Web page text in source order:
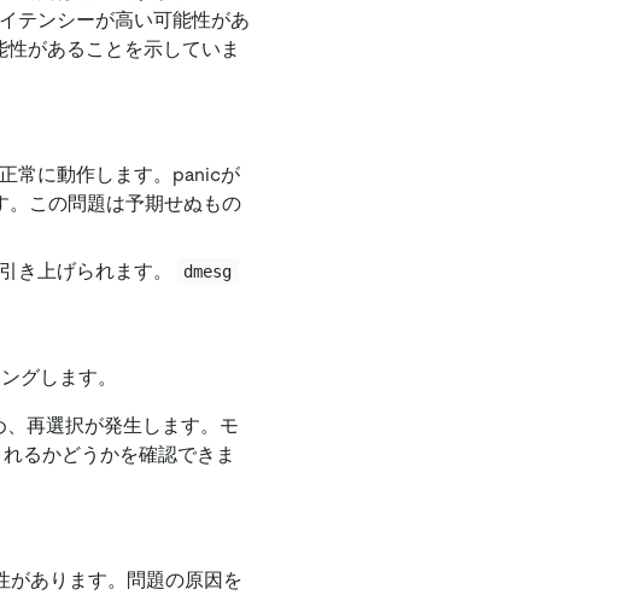
テンシーが高い可能性があ
があることを示していま
常に動作します。panicが
。この問題は予期せぬもの
き上げられます。 dmesg
グします。
再選択が発生します。モ
るかどうかを確認できま
があります。問題の原因を